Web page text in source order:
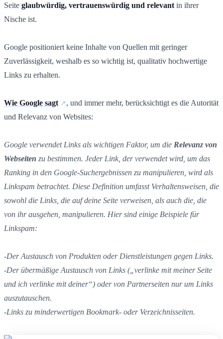
Seite glaubwürdig, vertrauenswürdig und relevant in ihrer
Nische ist.
Google positioniert keine Inhalte von Quellen mit geringer
Zuverlässigkeit, weshalb es so wichtig ist, qualitativ hochwertige
Links zu erhalten.
Wie Google sagt
, und immer mehr, berücksichtigt es die Autorität
und Relevanz von Websites:
Google verwendet Links als wichtigen Faktor, um die Relevanz von
Webseiten zu bestimmen. Jeder Link, der verwendet wird, um das
Ranking in den Google-Suchergebnissen zu manipulieren, wird als
Linkspam betrachtet. Diese Definition umfasst Verhaltensweisen, die
sowohl die Links, die auf deine Seite verweisen, als auch die, die
von ihr ausgehen, manipulieren. Hier sind einige Beispiele für
Linkspam:
-Der Austausch von Produkten oder Dienstleistungen gegen Links.
-Der übermäßige Austausch von Links („verlinke mit meiner Seite
und ich verlinke mit deiner“) oder von Partnerseiten nur um Links
auszutauschen.
-Links zu minderwertigen Bookmark- oder Verzeichnisseiten.